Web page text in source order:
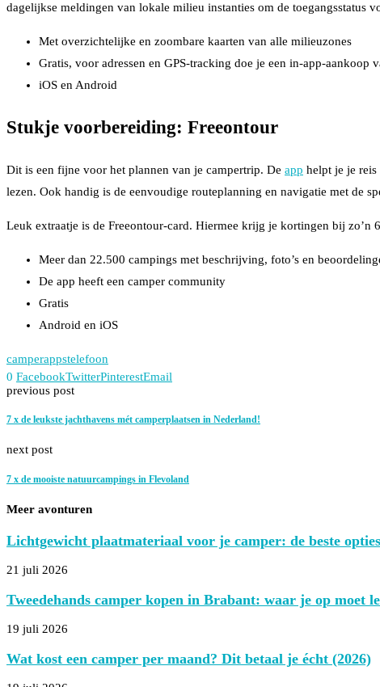
dagelijkse meldingen van lokale milieu instanties om de toegangsstatus
Met overzichtelijke en zoombare kaarten van alle milieuzones
Gratis, voor adressen en GPS-tracking doe je een in-app-aankoop
iOS en Android
Stukje voorbereiding: Freeontour
Dit is een fijne voor het plannen van je campertrip. De app helpt je je reis
lezen. Ook handig is de eenvoudige routeplanning en navigatie met de
Leuk extraatje is de Freeontour-card. Hiermee krijg je kortingen bij zo’n
Meer dan 22.500 campings met beschrijving, foto’s en
De app heeft een camper community
Gratis
Android en iOS
camperappstelefoon
0 FacebookTwitterPinterestEmail
previous post
7 x de leukste jachthavens mét camperplaatsen in Nederland!
next post
7 x de mooiste natuurcampings in Flevoland
Meer avonturen
Lichtgewicht plaatmateriaal voor je camper: de beste
21 juli 2026
Tweedehands camper kopen in Brabant: waar je op moet
19 juli 2026
Wat kost een camper per maand? Dit betaal je écht (2026)